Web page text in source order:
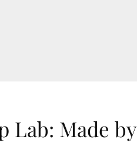
Lab: Made by